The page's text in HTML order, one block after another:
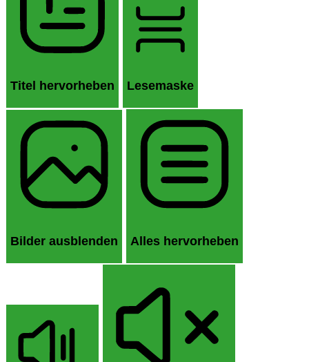
Titel hervorheben Lesemaske
Bilder ausblenden Alles hervorheben